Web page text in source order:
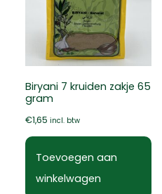
Biryani 7 kruiden zakje 65
gram
€1,65 incl. btw
Toevoegen aan
winkelwagen